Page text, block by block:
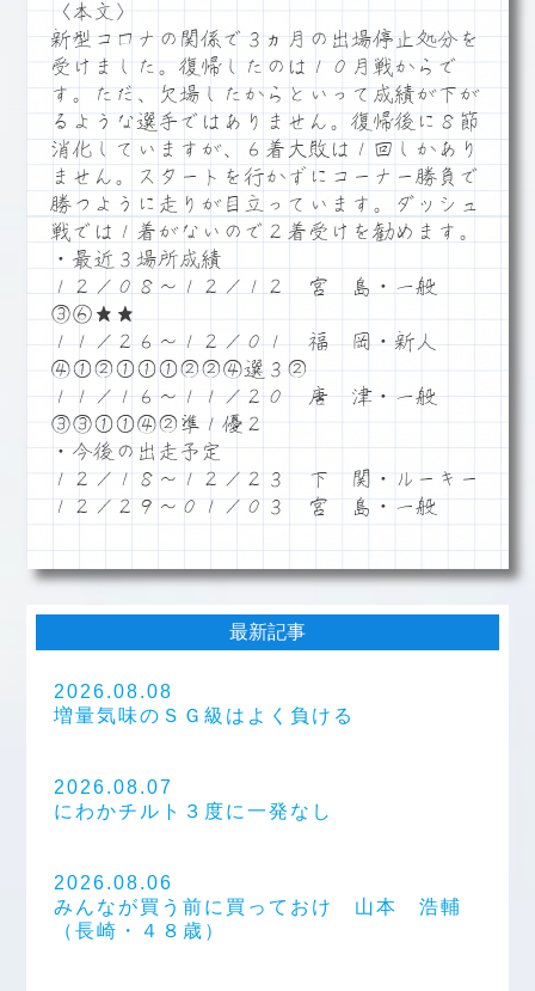
〈本文〉
新型コロナの関係で３ヵ月の出場停止処分を
受けました。復帰したのは１０月戦からで
す。ただ、欠場したからといって成績が下が
るような選手ではありません。復帰後に８節
消化していますが、６着大敗は１回しかあり
ません。スタートを行かずにコーナー勝負で
勝つように走りが目立っています。ダッシュ
戦では１着がないので２着受けを勧めます。
・最近３場所成績
１２／０８～１２／１２ 宮 島・一般
③⑥★★
１１／２６～１２／０１ 福 岡・新人
④①②①①①②②④選３②
１１／１６～１１／２０ 唐 津・一般
③③①①④②準１優２
・今後の出走予定
１２／１８～１２／２３ 下 関・ルーキー
１２／２９～０１／０３ 宮 島・一般
最新記事
2026.08.08
増量気味のＳＧ級はよく負ける
2026.08.07
にわかチルト３度に一発なし
2026.08.06
みんなが買う前に買っておけ 山本 浩輔
（長崎・４８歳）